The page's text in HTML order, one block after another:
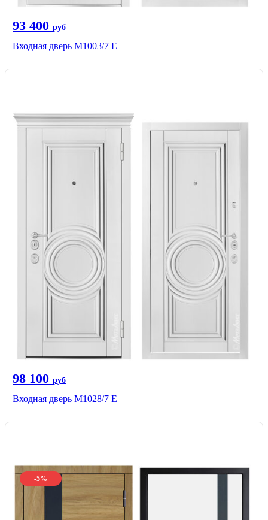
93 400 руб
Входная дверь М1003/7 E
98 100 руб
Входная дверь М1028/7 Е
-5%